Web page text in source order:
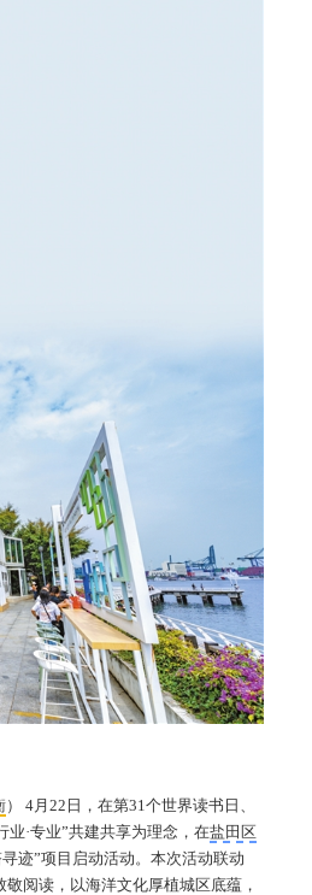
） 4月22日，在第31个世界读书日、
业·专业”共建共享为理念，在盐田区
迹”项目启动活动。本次活动联动
阅读，以海洋文化厚植城区底蕴，